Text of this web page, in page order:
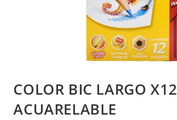
COLOR BIC LARGO X12
ACUARELABLE